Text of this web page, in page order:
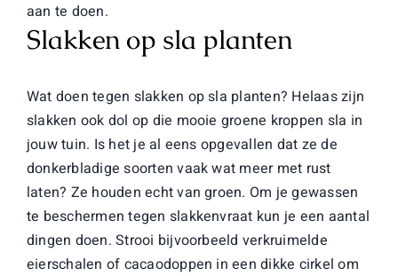
aan te doen.
Slakken op sla planten
Wat doen tegen slakken op sla planten? Helaas zijn
slakken ook dol op die mooie groene kroppen sla in
jouw tuin. Is het je al eens opgevallen dat ze de
donkerbladige soorten vaak wat meer met rust
laten? Ze houden echt van groen. Om je gewassen
te beschermen tegen slakkenvraat kun je een aantal
dingen doen. Strooi bijvoorbeeld verkruimelde
eierschalen of cacaodoppen in een dikke cirkel om